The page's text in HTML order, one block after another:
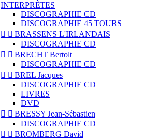
INTERPRÈTES
DISCOGRAPHIE CD
DISCOGRAPHIE 45 TOURS
  BRASSENS L'IRLANDAIS
DISCOGRAPHIE CD
  BRECHT Bertolt
DISCOGRAPHIE CD
  BREL Jacques
DISCOGRAPHIE CD
LIVRES
DVD
  BRESSY Jean-Sébastien
DISCOGRAPHIE CD
  BROMBERG David